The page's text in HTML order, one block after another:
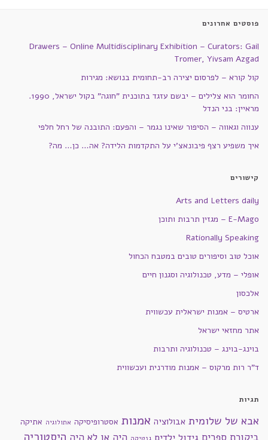
פוסטים אחרונים
Drawers – Online Multidisciplinary Exhibition – Curators: Gail
Tromer, Yivsam Azgad
קול קורא – לפרסום יצירה רב-תחומית בנושא: מגירות
החומר הוא צלילים – יבשם עזגד בתוכנית "חוגה" בקול ישראל, 1990.
מראיין: בני הנדל
ענווה וגאווה – הסיפור שאינו נגמר – והפעם: התובנה של רחל חלפי
איך משפיע רצף פיבונאצ'י על התקדמות הלידה? אה… כן… מה?
קישורים
Arts and Letters daily
E-Mago – מגזין תרבות ותוכן
Rationally Speaking
אוכל טוב וסיפורים טובים במטבח הכחול
אופלי – מדע, טכנולוגיה וסגנון חיים
אלכסון
ארטיס – אמנות ישראלית עכשווית
אתר מחזאי ישראל
בוינג-בוינג – טכנולוגיה ותרבות
ד"ר רות מרקוס – אמנות מודרנית ועכשווית
תגיות
אבא של שלומית אבולוציה אמנות אסטרופיסיקה אתולוגיה אתיקה